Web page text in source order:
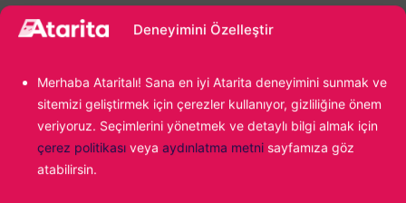
Deneyimini Özelleştir
Merhaba Ataritalı! Sana en iyi Atarita deneyimini sunmak ve
sitemizi geliştirmek için çerezler kullanıyor, gizliliğine önem
veriyoruz. Seçimlerini yönetmek ve detaylı bilgi almak için
çerez politikası veya aydınlatma metni sayfamıza göz
atabilirsin.
biliniyor.
Alparslan Gürlek
Oyunların yeni yeni yaygınlaştığı dönemlerde
bir çocuk olarak video oyunlarıyla ilk bakışta
aşk yaşadım. Age of Empires II ile başlayan